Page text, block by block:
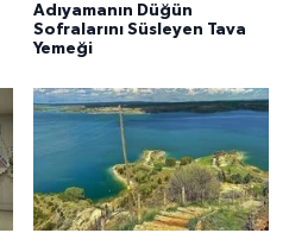
Adıyamanın Düğün
Sofralarını Süsleyen Tava
Yemeği